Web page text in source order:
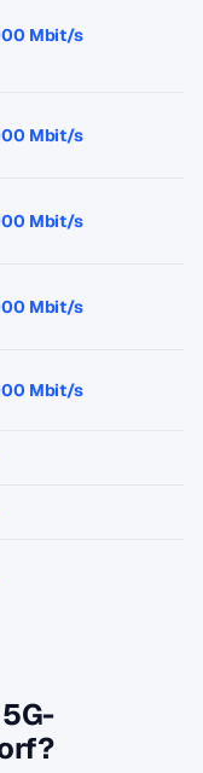
Mbit/s
Mbit/s
Mbit/s
Mbit/s
Mbit/s